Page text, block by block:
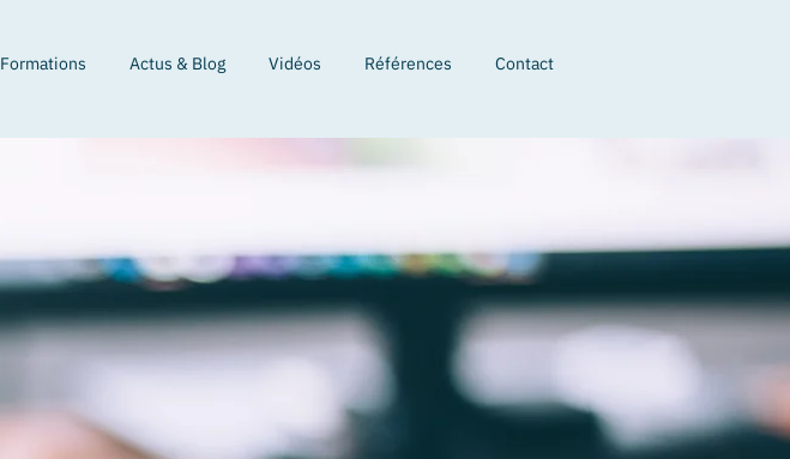
Formations Actus & Blog Vidéos Références Contact